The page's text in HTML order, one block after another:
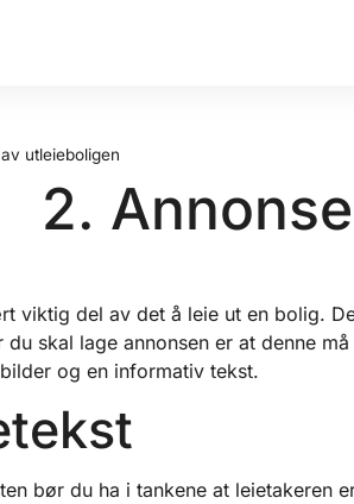
utleieboligen
2.
viktig del av det å leie ut en bolig.
du skal lage annonsen er at denne
og en informativ tekst.
bør du ha i tankene at leietakeren